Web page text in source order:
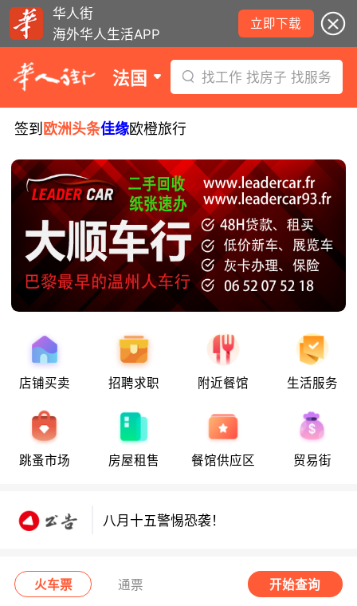
华人街
海外华人生活APP
立即下载
法国 找工作 找房子 找服务
签到 欧洲头条佳缘欧橙旅行
店铺买卖 招聘求职 附近餐馆 生活服务
跳蚤市场 房屋租售 餐馆供应区 贸易街
八月十五警惕恐袭！
八月十五警惕恐袭！
火车票 通票 开始查询